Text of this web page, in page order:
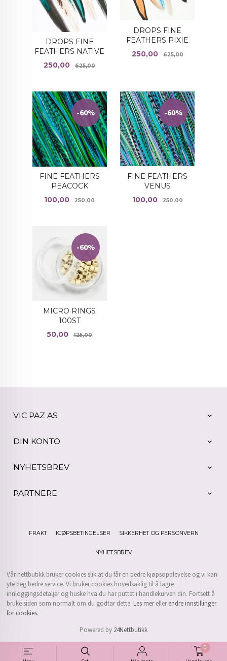
0
DROPS FINE
FEATHERS NATIVE
Tilbud
250,00 625,00Rabatt
DROPS FINE
FEATHERS PIXIE
Tilbud
250,00 625,00Rabatt
FINE FEATHERS
PEACOCK
Tilbud
100,00 250,00Rabatt
-60%
FINE FEATHERS
VENUS
Tilbud
100,00 250,00Rabatt
-60%
MICRO RINGS
100ST
Tilbud
50,00 125,00Rabatt
-60%
VIC PAZ AS
DIN KONTO
NYHETSBREV
PARTNERE
FRAKT KJØPSBETINGELSER SIKKERHET OG PERSONVERN
NYHETSBREV
Vår nettbutikk bruker cookies slik at du får en bedre kjøpsopplevelse og vi kan
yte deg bedre service. Vi bruker cookies hovedsaklig til å lagre
innloggingsdetaljer og huske hva du har puttet i handlekurven din. Fortsett å
bruke siden som normalt om du godtar dette. Les merellerendre innstillinger
for cookies.
Powered by 24Nettbutikk